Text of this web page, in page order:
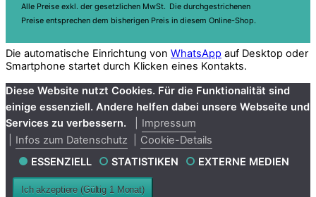
Alle Preise exkl. der gesetzlichen MwSt. Die durchgestrichenen
Preise entsprechen dem bisherigen Preis in diesem Online-Shop.
Die automatische Einrichtung von WhatsApp auf Desktop oder
Smartphone startet durch Klicken eines Kontakts.
Diese Website nutzt Cookies. Für die Funktionalität sind
einige essenziell. Andere helfen dabei unsere Webseite und
Services zu verbessern.
Impressum
Infos zum Datenschutz
Cookie-Details
ESSENZIELL
STATISTIKEN EXTERNE MEDIEN
Ich akzeptiere (Gültig 1 Monat)